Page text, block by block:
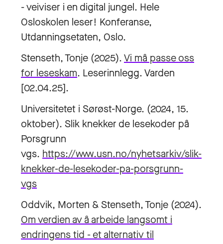
- veiviser i en digital jungel. Hele
Osloskolen leser! Konferanse,
Utdanningsetaten, Oslo.
Stenseth, Tonje (2025).Vi må passe oss
for leseskam. Leserinnlegg. Varden
[02.04.25].
Universitetet i Sørøst-Norge. (2024, 15.
oktober). Slik knekker de lesekoder på
Porsgrunn
vgs. https://www.usn.no/nyhetsarkiv/slik-
knekker-de-lesekoder-pa-porsgrunn-
vgs
Oddvik, Morten & Stenseth, Tonje (2024).
Om verdien av å arbeide langsomt i
endringens tid - et alternativ til